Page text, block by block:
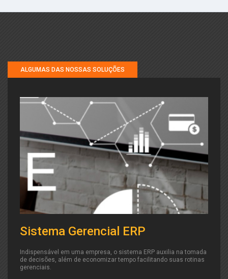
ALGUMAS DAS NOSSAS SOLUÇÕES
Sistema Gerencial ERP
Indispensável em uma empresa, o sistema ERP auxilia na tomada
de decisões, além de economizar tempo facilitando suas rotinas
gerenciais.